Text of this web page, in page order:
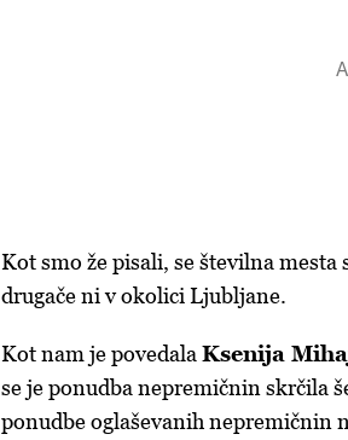
Kot smo že pisali, se številna
drugače ni v okolici Ljubljane.
Kot nam je povedala Ksenija
se je ponudba nepremičnin skrčila
ponudbe oglaševanih nepremičnin